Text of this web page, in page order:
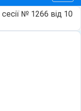
№ 1266 від 10